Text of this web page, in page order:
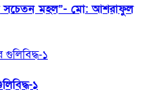
সচেতন মহল”- মো: আশরাফুল
১